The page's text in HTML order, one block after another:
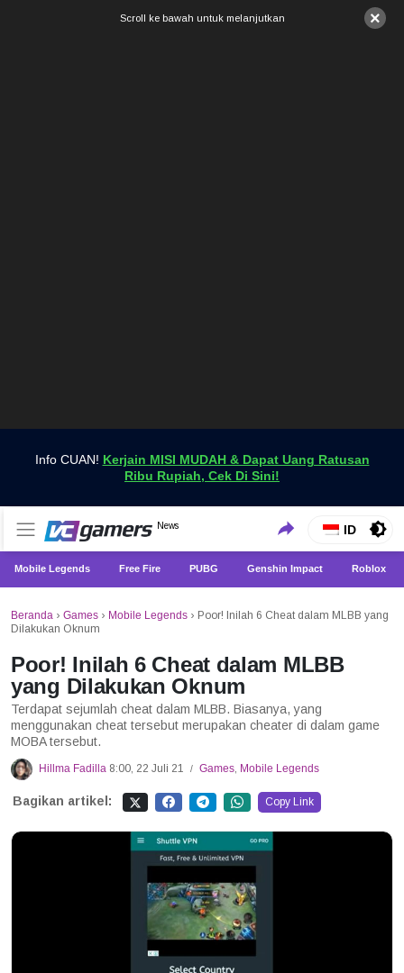
×
Scroll ke bawah untuk melanjutkan
Info CUAN! Kerjain MISI MUDAH & Dapat Uang Ratusan
Ribu Rupiah, Cek Di Sini!
VCGamers News
News
Dapatkan Berita Games Terbaru Hanya di VCGamers
ID
Mobile Legends Free Fire PUBG Genshin Impact Roblox
Beranda › Games › Mobile Legends › Poor! Inilah 6 Cheat dalam MLBB yang
Dilakukan Oknum
Poor! Inilah 6 Cheat dalam MLBB
yang Dilakukan Oknum
Terdapat sejumlah cheat dalam MLBB. Biasanya, yang
menggunakan cheat tersebut merupakan cheater di dalam game
MOBA tersebut.
Hillma Fadilla 8:00, 22 Juli 21 / Games, Mobile Legends
Bagikan artikel: Copy Link